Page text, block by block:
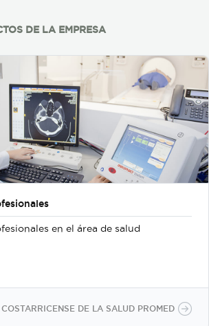
DE LA EMPRESA
en el área de salud
DE LA SALUD PROMED